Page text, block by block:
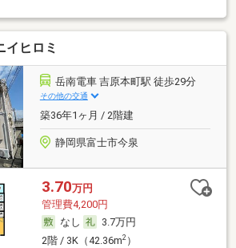
イヒロミ
岳南電車 吉原本町駅 徒歩29分
その他の交通
築36年1ヶ月 / 2階建
静岡県富士市今泉
3.70万円
管理費4,200円
なし
3.7万円
2階 / 3K（42.36m2）